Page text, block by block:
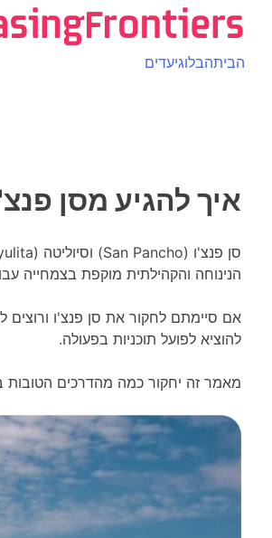
הביתהבלוגיעדים
איך להגיע מסן
הנינוחה והקהילתית מוקפת בצמחייה
אם סיימתם לחקור את סן פנצ'ו ורוצים
להוציא לפועל תוכניות בפעולה.
מאמר זה יחקור כמה מהדרכים הטובות